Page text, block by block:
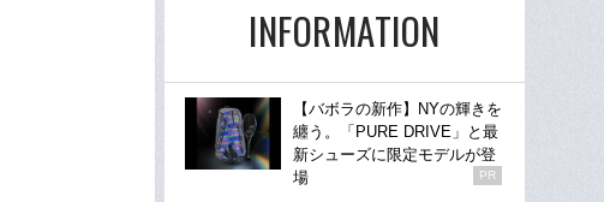
INFORMATION
【バボラの新作】NYの輝きを
纏う。「PURE DRIVE」と最
新シューズに限定モデルが登
場
PR